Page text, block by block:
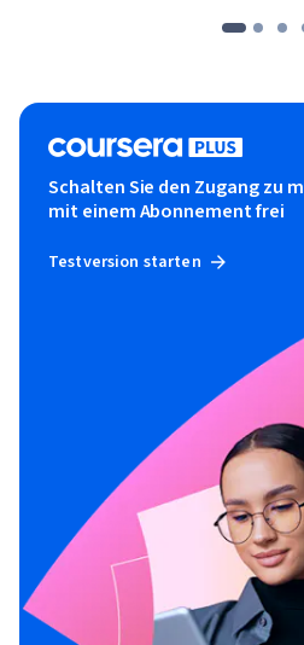
Schalten Sie den Zugang zu
mit einem Abonnement frei
Testversion starten